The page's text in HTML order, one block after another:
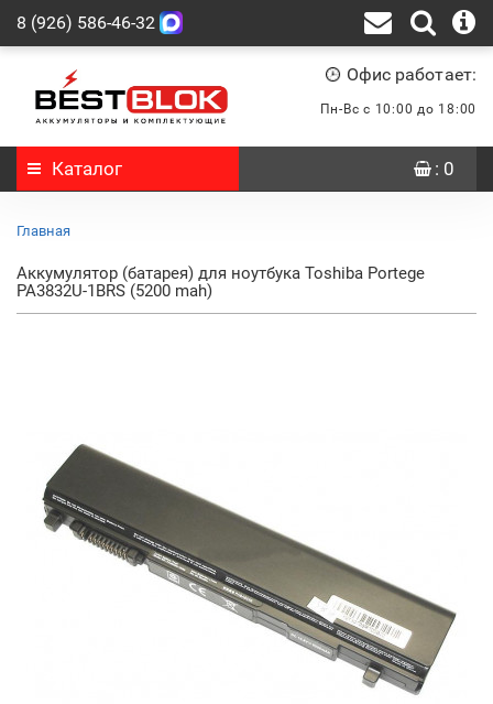
8 (926) 586-46-32
Офис работает:
Пн-Вс с 10:00 до 18:00
Каталог : 0
Главная
Аккумулятор (батарея) для ноутбука Toshiba Portege
PA3832U-1BRS (5200 mah)